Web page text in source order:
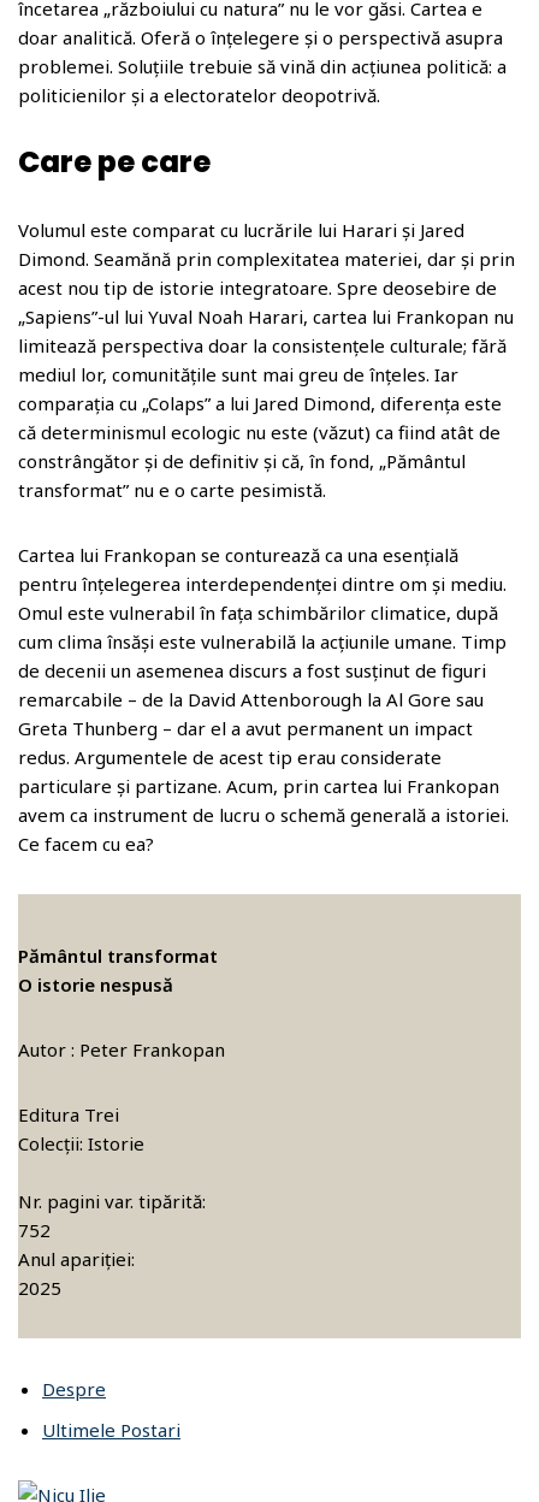
încetarea „războiului cu natura” nu le vor găsi. Cartea e
doar analitică. Oferă o înțelegere și o perspectivă asupra
problemei. Soluțiile trebuie să vină din acțiunea politică: a
politicienilor și a electoratelor deopotrivă.
Care pe care
Volumul este comparat cu lucrările lui Harari și Jared
Dimond. Seamănă prin complexitatea materiei, dar și prin
acest nou tip de istorie integratoare. Spre deosebire de
„Sapiens”-ul lui Yuval Noah Harari, cartea lui Frankopan nu
limitează perspectiva doar la consistențele culturale; fără
mediul lor, comunitățile sunt mai greu de înțeles. Iar
comparația cu „Colaps” a lui Jared Dimond, diferența este
că determinismul ecologic nu este (văzut) ca fiind atât de
constrângător și de definitiv și că, în fond, „Pământul
transformat” nu e o carte pesimistă.
Cartea lui Frankopan se conturează ca una esențială
pentru înțelegerea interdependenței dintre om și mediu.
Omul este vulnerabil în fața schimbărilor climatice, după
cum clima însăși este vulnerabilă la acțiunile umane. Timp
de decenii un asemenea discurs a fost susținut de figuri
remarcabile – de la David Attenborough la Al Gore sau
Greta Thunberg – dar el a avut permanent un impact
redus. Argumentele de acest tip erau considerate
particulare și partizane. Acum, prin cartea lui Frankopan
avem ca instrument de lucru o schemă generală a istoriei.
Ce facem cu ea?
Pământul transformat
O istorie nespusă
Autor : Peter Frankopan
Editura Trei
Colecții: Istorie
Nr. pagini var. tipărită:
752
Anul apariției:
2025
Despre
Ultimele Postari